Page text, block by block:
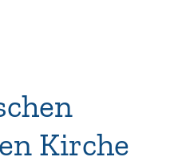
Kirche